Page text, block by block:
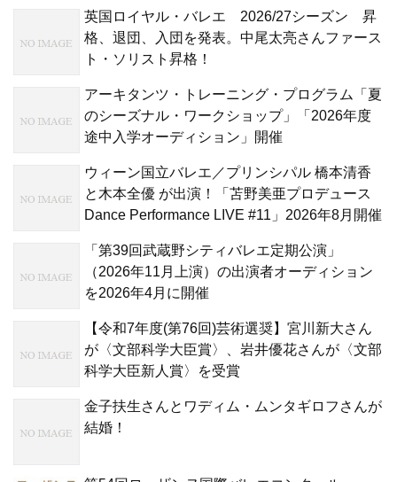
英国ロイヤル・バレエ 2026/27シーズン 昇
格、退団、入団を発表。中尾太亮さんファース
ト・ソリスト昇格！
アーキタンツ・トレーニング・プログラム「夏
のシーズナル・ワークショップ」「2026年度
途中入学オーディション」開催
ウィーン国立バレエ／プリンシパル 橋本清香
と木本全優 が出演！「苫野美亜プロデュース
Dance Performance LIVE #11」2026年8月開催
「第39回武蔵野シティバレエ定期公演」
（2026年11月上演）の出演者オーディション
を2026年4月に開催
【令和7年度(第76回)芸術選奨】宮川新大さん
が〈文部科学大臣賞〉、岩井優花さんが〈文部
科学大臣新人賞〉を受賞
金子扶生さんとワディム・ムンタギロフさんが
結婚！